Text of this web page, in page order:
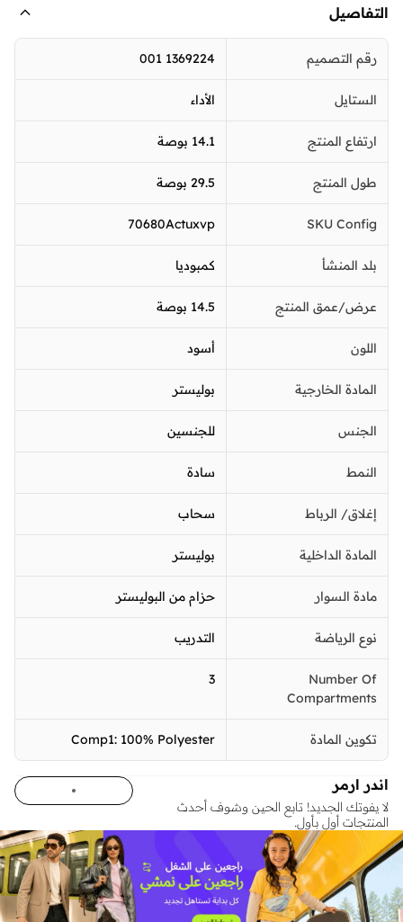
التفاصيل
رقم التصميم 1369224 001
الستايل الأداء
ارتفاع المنتج 14.1 بوصة
طول المنتج 29.5 بوصة
SKU Config
70680Actuxvp
بلد المنشأ كمبوديا
عرض/عمق المنتج 14.5 بوصة
اللون أسود
المادة الخارجية بوليستر
الجنس للجنسين
النمط سادة
إغلاق/ الرباط سحاب
المادة الداخلية بوليستر
مادة السوار حزام من البوليستر
نوع الرياضة التدريب
Number Of
Compartments
3
تكوين المادة Comp1: 100% Polyester
اندر ارمر
لا يفوتك الجديد! تابع الحين وشوف أحدث
المنتجات أول بأول.